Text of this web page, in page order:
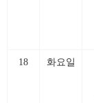
18 화요일